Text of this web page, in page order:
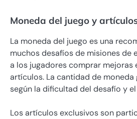
Moneda del juego y
La moneda del juego es una
muchos desafíos de misiones de
a los jugadores comprar mejoras
artículos. La cantidad de moneda
según la dificultad del desafío y
Los artículos exclusivos son